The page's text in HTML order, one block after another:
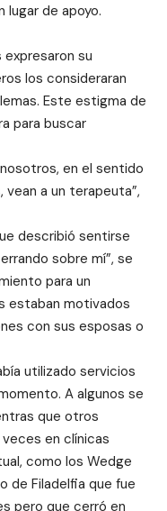
lugar de apoyo.
su
los consideraran
Este estigma de
para buscar
en el sentido
a un terapeuta”,
describió sentirse
sobre mí”, se
para un
estaban motivados
con sus esposas o
utilizado servicios
A algunos se
que otros
en clínicas
como los Wedge
de Filadelfia que fue
pero que cerró en